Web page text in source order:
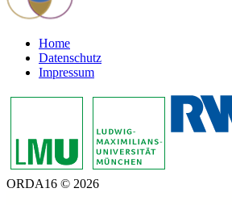
Home
Datenschutz
Impressum
ORDA16 © 2026